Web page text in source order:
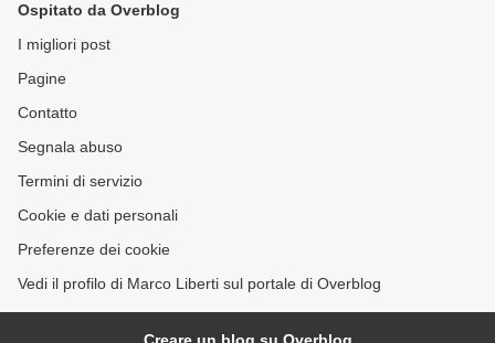
Ospitato da Overblog
I migliori post
Pagine
Contatto
Segnala abuso
Termini di servizio
Cookie e dati personali
Preferenze dei cookie
Vedi il profilo di Marco Liberti sul portale di Overblog